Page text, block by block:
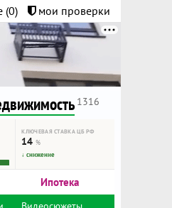
(0) мои проверки
1316
КЛЮЧЕВАЯ СТАВКА ЦБ РФ
14%
↓ снижение
Ипотека